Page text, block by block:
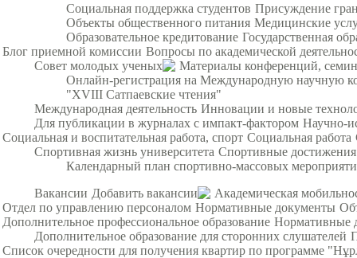
Социальная поддержка студентов Присуждение
Объекты общественного питания Медицинские
Образовательное кредитование Государственная
Блог приемной комиссии Вопросы по академической
Совет молодых ученых
Материалы конференций,
Онлайн-регистрация на Международную научную
"XVIII Сатпаевские чтения"
Международная деятельность Инновации и новые
Для публикации в журналах с импакт-фактором Научно-
Социальная и воспитательная работа, спорт Социальная работа
Спортивная жизнь университета Спортивные достижения
Календарный план спортивно-массовых
Вакансии Добавить вакансии
Академическая
Отдел по управлению персоналом Нормативные документы
Дополнительное профессиональное образование Нормативные
Дополнительное образование для сторонних слушателей
Список очередности для получения квартир по программе